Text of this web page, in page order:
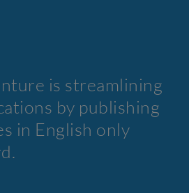
is streamlining
by publishing
in English only